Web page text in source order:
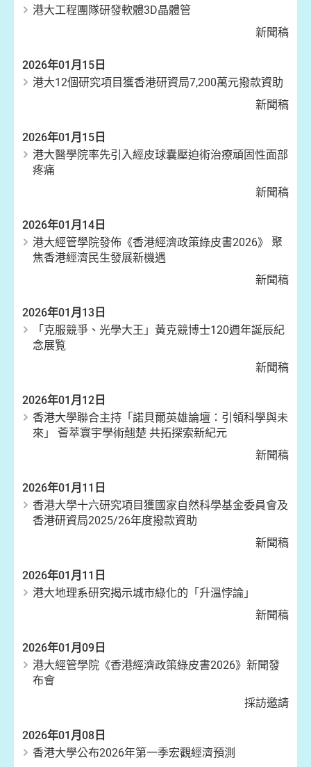
港大工程團隊研發軟體3D晶體管
新聞稿
2026年01月15日
港大12個研究項目獲香港研資局7,200萬元撥款資助
新聞稿
2026年01月15日
港大醫學院率先引入經皮球囊壓迫術治療頑固性面部
疼痛
新聞稿
2026年01月14日
港大經管學院發佈《香港經濟政策綠皮書2026》 聚
焦香港經濟民生發展新機遇
新聞稿
2026年01月13日
「克服競爭、光學大王」黃克競博士120週年誕辰紀
念展覧
新聞稿
2026年01月12日
香港大學聯合主持「諾貝爾英雄論壇：引領科學與未
來」 薈萃寰宇學術翹楚 共拓探索新紀元
新聞稿
2026年01月11日
香港大學十六研究項目獲國家自然科學基金委員會及
香港研資局2025/26年度撥款資助
新聞稿
2026年01月11日
港大地理系研究揭示城市綠化的「升溫悖論」
新聞稿
2026年01月09日
港大經管學院《香港經濟政策綠皮書2026》新聞發
布會
採訪邀請
2026年01月08日
香港大學公布2026年第一季宏觀經濟預測